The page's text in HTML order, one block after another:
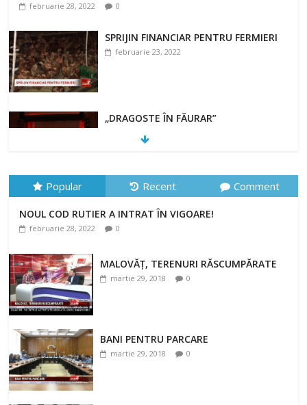
februarie 28, 2022 0
SPRIJIN FINANCIAR PENTRU FERMIERI
februarie 23, 2022
„DRAGOSTE ÎN FĂURAR”
NOUL COD RUTIER A INTRAT ÎN VIGOARE!
februarie 28, 2022 0
Popular Recent Comment
NOUL COD RUTIER A INTRAT ÎN VIGOARE!
februarie 28, 2022 0
MALOVĂȚ, TERENURI RĂSCUMPĂRATE
martie 29, 2018 0
BANI PENTRU PARCARE
martie 29, 2018 0